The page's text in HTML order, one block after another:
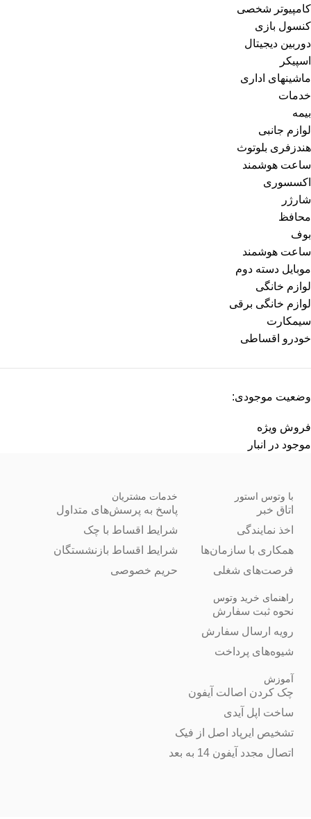
کامپیوتر شخصی
کنسول بازی
دوربین دیجیتال
اسپیکر
ماشینهای اداری
خدمات
بیمه
لوازم جانبی
هندزفری بلوتوث
ساعت هوشمند
اکسسوری
شارژر
محافظ
بوف
ساعت هوشمند
موبایل دسته دوم
لوازم خانگی
لوازم خانگی برقی
سیمکارت
خودرو اقساطی
وضعیت موجودی:
فروش ویژه
موجود در انبار
با وتوس استور
اتاق خبر
اخذ نمایندگی
همکاری با سازمان‌ها
فرصت‌های شغلی
خدمات مشتریان
پاسخ به پرسش‌های متداول
شرایط اقساط با چک
شرایط اقساط بازنشستگان
حریم خصوصی
راهنمای خرید وتوس
نحوه ثبت سفارش
رویه ارسال سفارش
شیوه‌های پرداخت
آموزش
چک کردن اصالت آیفون
ساخت اپل آیدی
تشخیص ایرپاد اصل از فیک
اتصال مجدد آیفون 14 به بعد